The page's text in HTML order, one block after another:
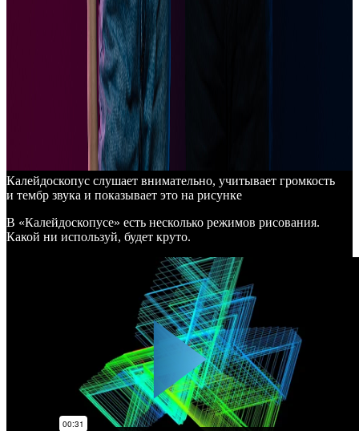
Калейдоскопус слушает внимательно, учитывает громкость
и тембр звука и показывает это на рисунке
В «Калейдоскопусе» есть несколько режимов рисования.
Какой ни используй, будет круто.